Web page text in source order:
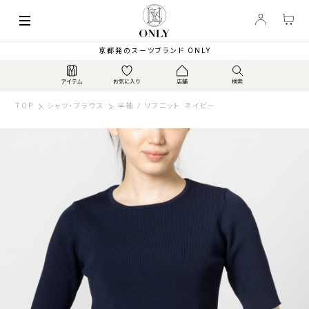
京都発のスーツブランド ONLY
TOP シャツ・ブラウス 半袖 / リブニット ネイビー